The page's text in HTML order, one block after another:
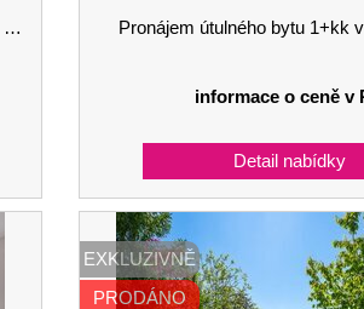
Pronájem útulného bytu 1+kk
informace o ceně v
EXKLUZIVNĚ
PRODÁNO